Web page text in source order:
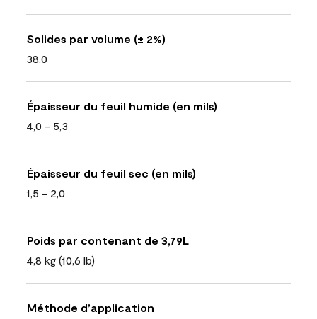
Solides par volume (± 2%)
38.0
Épaisseur du feuil humide (en mils)
4,0 - 5,3
Épaisseur du feuil sec (en mils)
1,5 - 2,0
Poids par contenant de 3,79L
4,8 kg (10,6 lb)
Méthode d’application